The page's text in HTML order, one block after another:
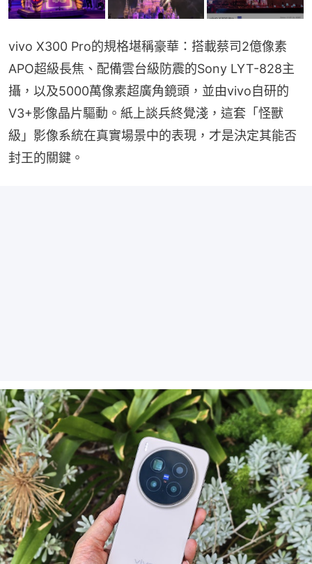
vivo X300 Pro的規格堪稱豪華：搭載蔡司2億像素
APO超級長焦、配備雲台級防震的Sony LYT-828主
攝，以及5000萬像素超廣角鏡頭，並由vivo自研的
V3+影像晶片驅動。紙上談兵終覺淺，這套「怪獸
級」影像系統在真實場景中的表現，才是決定其能否
封王的關鍵。